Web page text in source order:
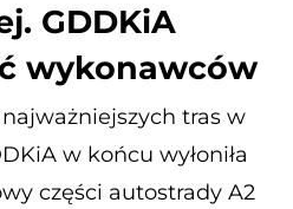
GDDKiA
wykonawców
tras w
w końcu wyłoniła
części autostrady A2